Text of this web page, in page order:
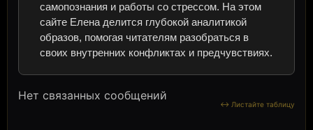
самопознания и работы со стрессом. На этом
сайте Елена делится глубокой аналитикой
образов, помогая читателям разобраться в
своих внутренних конфликтах и предчувствиях.
Нет связанных сообщений